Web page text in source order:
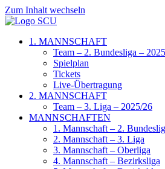
Zum Inhalt wechseln
1. MANNSCHAFT
Team – 2. Bundesliga –
Spielplan
Tickets
Live-Übertragung
2. MANNSCHAFT
Team – 3. Liga – 2025/26
MANNSCHAFTEN
1. Mannschaft – 2.
2. Mannschaft – 3. Liga
3. Mannschaft – Oberliga
4. Mannschaft – Bezirksliga